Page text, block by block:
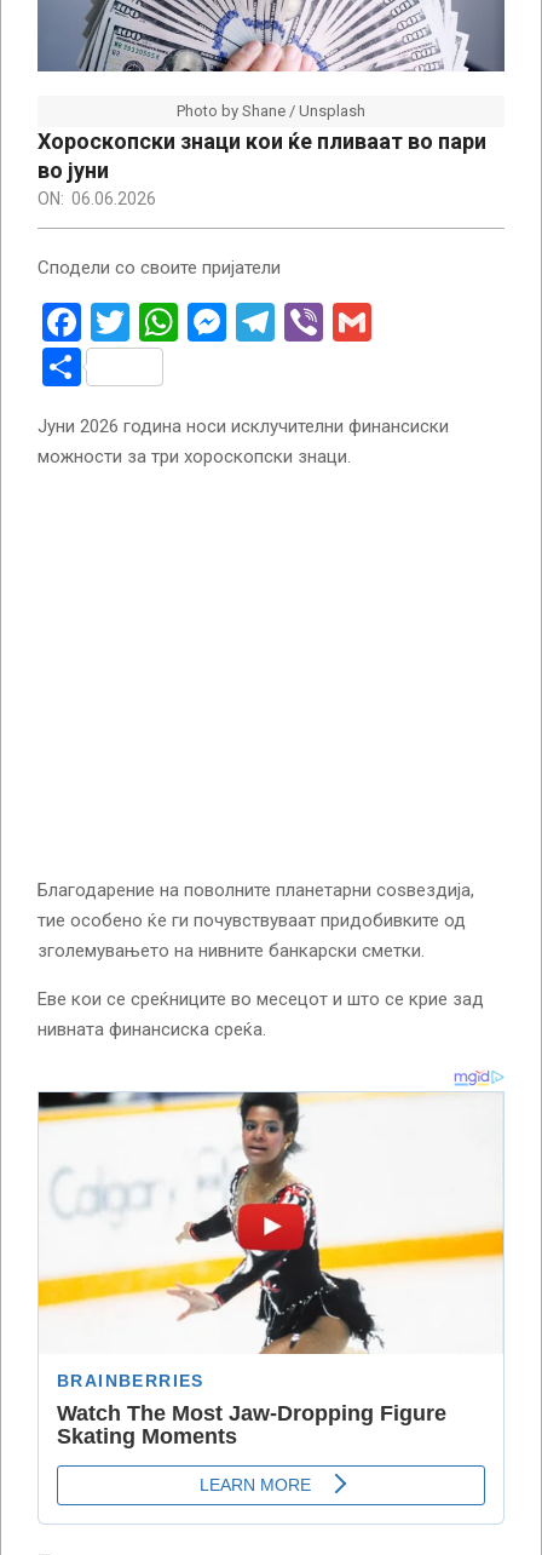
Photo by Shane / Unsplash
Хороскопски знаци кои ќе пливаат во пари
во јуни
ON: 06.06.2026
Сподели со своите пријатели
Facebook
Twitter
WhatsApp
Messenger
Telegram
Viber
Share
Јуни 2026 година носи исклучителни финансиски
можности за три хороскопски знаци.
Благодарение на поволните планетарни соѕвездија,
тие особено ќе ги почувствуваат придобивките од
зголемувањето на нивните банкарски сметки.
Еве кои се среќниците во месецот и што се крие зад
нивната финансиска среќа.